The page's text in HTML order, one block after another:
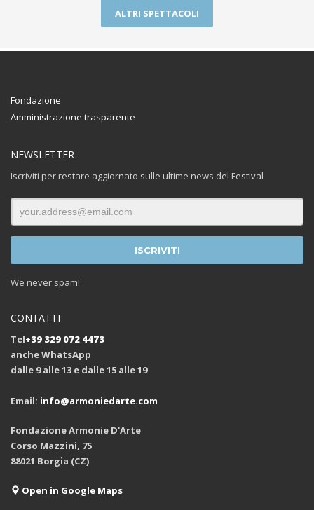
ALTRI SPETTACOLI
Fondazione
Amministrazione trasparente
NEWSLETTER
Iscriviti per restare aggiornato sulle ultime news del Festival
We never spam!
CONTATTI
Tel+39 329 072 4473
anche WhatsApp
dalle 9 alle 13 e dalle 15 alle 19
Email: info@armoniedarte.com
Fondazione Armonie D'Arte
Corso Mazzini, 75
88021 Borgia (CZ)
Open in Google Maps